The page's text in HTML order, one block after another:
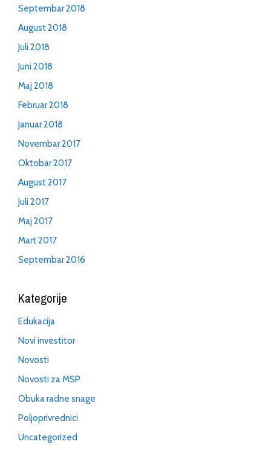
Septembar 2018
August 2018
Juli 2018
Juni 2018
Maj 2018
Februar 2018
Januar 2018
Novembar 2017
Oktobar 2017
August 2017
Juli 2017
Maj 2017
Mart 2017
Septembar 2016
Kategorije
Edukacija
Novi investitor
Novosti
Novosti za MSP
Obuka radne snage
Poljoprivrednici
Uncategorized